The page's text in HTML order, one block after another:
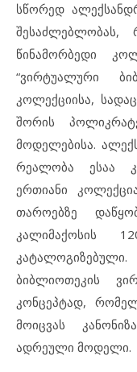
სწორედ
შესაძლებლობას,
წინამორბედი
“ვირტუალური
კოლექციისა,
შორის
მოდელებისა.
რეალობა ესაა
ერთიანი
თაროებზე
კალიმაქოსის
ბიბლიოთეკის
კონცეპტად,
მოიცვას
ადრეული მოდელი.